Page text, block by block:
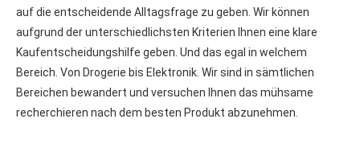
auf die entscheidende Alltagsfrage zu geben. Wir können
aufgrund der unterschiedlichsten Kriterien Ihnen eine klare
Kaufentscheidungshilfe geben. Und das egal in welchem
Bereich. Von Drogerie bis Elektronik. Wir sind in sämtlichen
Bereichen bewandert und versuchen Ihnen das mühsame
recherchieren nach dem besten Produkt abzunehmen.